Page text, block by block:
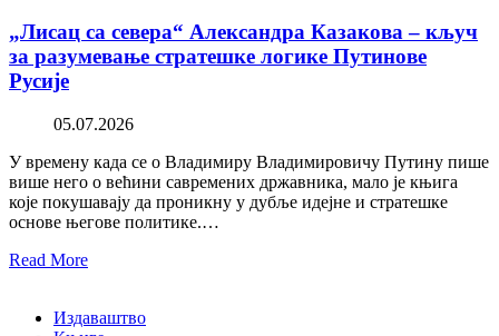
„Лисац са севера“ Александра Казакова – кључ
за разумевање стратешке логике Путинове
Русије
05.07.2026
У времену када се о Владимиру Владимировичу Путину пише
више него о већини савремених државника, мало је књига
које покушавају да проникну у дубље идејне и стратешке
основе његове политике.…
Read More
Издаваштво